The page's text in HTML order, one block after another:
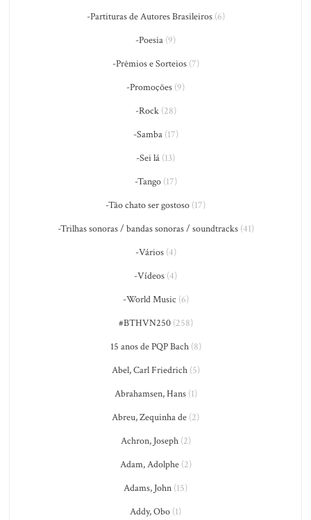
-Partituras de Autores Brasileiros(6)
-Poesia (9)
-Prêmios e Sorteios(7)
-Promoções (9)
-Rock(28)
-Samba(17)
-Sei lá (13)
-Tango(17)
-Tão chato ser gostoso (17)
-Trilhas sonoras / bandas sonoras / soundtracks(41)
-Vários(4)
-Vídeos (4)
-World Music (6)
#BTHVN250(258)
15 anos de PQP Bach(8)
Abel, Carl Friedrich(5)
Abrahamsen, Hans(1)
Abreu, Zequinha de (2)
Achron, Joseph(2)
Adam, Adolphe(2)
Adams, John (15)
Addy, Obo (1)